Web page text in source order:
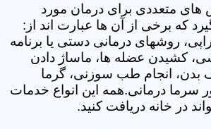
های متعددی برای درمان مورد
که برخی از آن ها عبارت اند از:
روشهای درمانی دستی یا برنامه
کشیدن عضله ها، ماساژ دادن
انجام طب سوزنی، گرما
سرما درمانی.همه این انواع خدمات
در خانه دریافت کنید.